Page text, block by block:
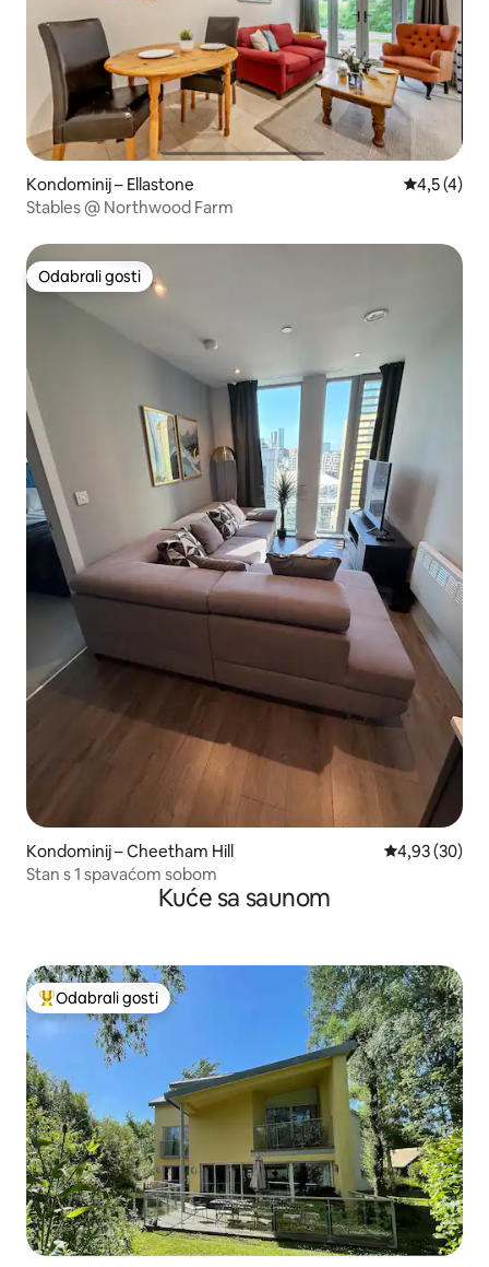
Kondominij – Ellastone Prosječna
4,5 (4)
Stables @ Northwood Farm
Odabrali gosti
Odabrali gosti
Kondominij – Cheetham Hill Prosječna
4,93 (30)
Stan s 1 spavaćom sobom
Kuće sa saunom
Među najviše rangiranima s oznakom „Odabrali gosti”
Odabrali gosti